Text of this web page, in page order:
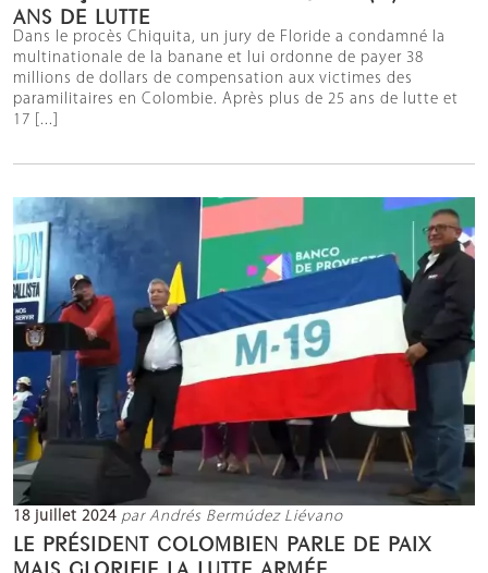
ANS DE LUTTE
Dans le procès Chiquita, un jury de Floride a condamné la
multinationale de la banane et lui ordonne de payer 38
millions de dollars de compensation aux victimes des
paramilitaires en Colombie. Après plus de 25 ans de lutte et
17 [...]
18 juillet 2024 par Andrés Bermúdez Liévano
LE PRÉSIDENT COLOMBIEN PARLE DE PAIX
MAIS GLORIFIE LA LUTTE ARMÉE